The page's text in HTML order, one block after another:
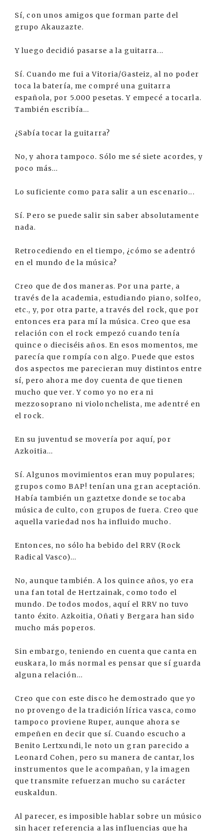
Sí, con unos amigos que forman parte del
grupo Akauzazte.
Y luego decidió pasarse a la guitarra...
Sí. Cuando me fui a Vitoria/Gasteiz, al no poder
toca la batería, me compré una guitarra
española, por 5.000 pesetas. Y empecé a tocarla.
También escribía...
¿Sabía tocar la guitarra?
No, y ahora tampoco. Sólo me sé siete acordes, y
poco más...
Lo suficiente como para salir a un escenario...
Sí. Pero se puede salir sin saber absolutamente
nada.
Retrocediendo en el tiempo, ¿cómo se adentró
en el mundo de la música?
Creo que de dos maneras. Por una parte, a
través de la academia, estudiando piano, solfeo,
etc., y, por otra parte, a través del rock, que por
entonces era para mí la música. Creo que esa
relación con el rock empezó cuando tenía
quince o dieciséis años. En esos momentos, me
parecía que rompía con algo. Puede que estos
dos aspectos me parecieran muy distintos entre
sí, pero ahora me doy cuenta de que tienen
mucho que ver. Y como yo no era ni
mezzosoprano ni violonchelista, me adentré en
el rock.
En su juventud se movería por aquí, por
Azkoitia...
Sí. Algunos movimientos eran muy populares;
grupos como BAP! tenían una gran aceptación.
Había también un gaztetxe donde se tocaba
música de culto, con grupos de fuera. Creo que
aquella variedad nos ha influido mucho.
Entonces, no sólo ha bebido del RRV (Rock
Radical Vasco)...
No, aunque también. A los quince años, yo era
una fan total de Hertzainak, como todo el
mundo. De todos modos, aquí el RRV no tuvo
tanto éxito. Azkoitia, Oñati y Bergara han sido
mucho más poperos.
Sin embargo, teniendo en cuenta que canta en
euskara, lo más normal es pensar que sí guarda
alguna relación...
Creo que con este disco he demostrado que yo
no provengo de la tradición lírica vasca, como
tampoco proviene Ruper, aunque ahora se
empeñen en decir que sí. Cuando escucho a
Benito Lertxundi, le noto un gran parecido a
Leonard Cohen, pero su manera de cantar, los
instrumentos que le acompañan, y la imagen
que transmite refuerzan mucho su carácter
euskaldun.
Al parecer, es imposible hablar sobre un músico
sin hacer referencia a las influencias que ha